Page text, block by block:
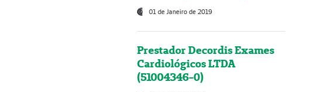
01 de Janeiro de 2019
Prestador Decordis Exames
Cardiológicos LTDA
(51004346-0)